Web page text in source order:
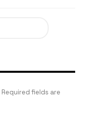
Required fields are